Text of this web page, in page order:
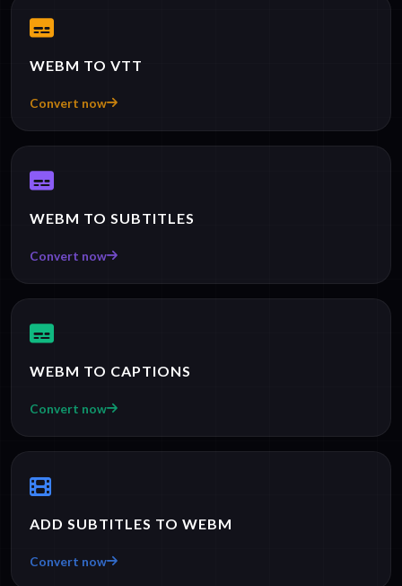
WEBM TO VTT
Convert now
WEBM TO SUBTITLES
Convert now
WEBM TO CAPTIONS
Convert now
ADD SUBTITLES TO WEBM
Convert now